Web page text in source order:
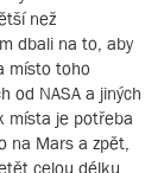
než
dbali na to, aby
místo toho
od NASA a jiných
místa je potřeba
na Mars a zpět,
celou délku